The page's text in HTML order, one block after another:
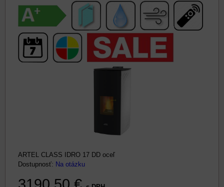
ARTEL CLASS IDRO 17 DD oceľ
Dostupnosť: Na otázku